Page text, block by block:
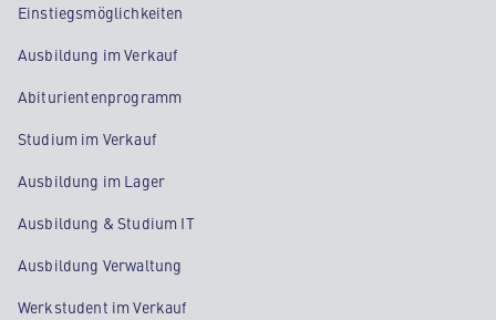
Einstiegsmöglichkeiten
Ausbildung im Verkauf
Abiturientenprogramm
Studium im Verkauf
Ausbildung im Lager
Ausbildung & Studium IT
Ausbildung Verwaltung
Werkstudent im Verkauf